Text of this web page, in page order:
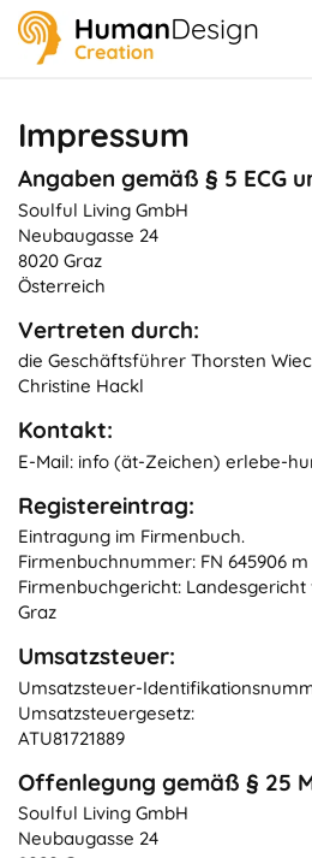
Impressum
Angaben gemäß § 5 ECG
Soulful Living GmbH
Neubaugasse 24
8020 Graz
Österreich
Vertreten durch:
die Geschäftsführer Thorsten
Christine Hackl
Kontakt:
E-Mail: info (ät-Zeichen) erlebe-
Registereintrag:
Eintragung im Firmenbuch.
Firmenbuchnummer: FN 645906 m
Firmenbuchgericht:
Graz
Umsatzsteuer:
Umsatzsteuer-
Umsatzsteuergesetz:
ATU81721889
Offenlegung gemäß § 25
Soulful Living GmbH
Neubaugasse 24